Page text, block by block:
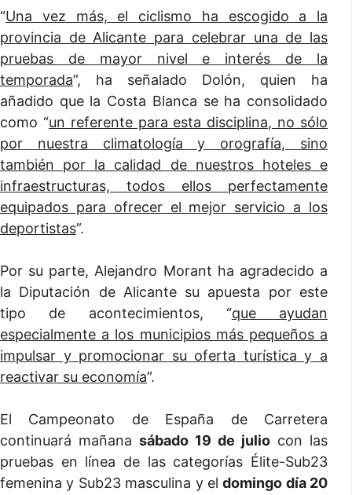
“Una vez más, el ciclismo ha escogido a la
provincia de Alicante para celebrar una de las
pruebas de mayor nivel e interés de la
temporada”, ha señalado Dolón, quien ha
añadido que la Costa Blanca se ha consolidado
como “un referente para esta disciplina, no sólo
por nuestra climatología y orografía, sino
también por la calidad de nuestros hoteles e
infraestructuras, todos ellos perfectamente
equipados para ofrecer el mejor servicio a los
deportistas”.
Por su parte, Alejandro Morant ha agradecido a
la Diputación de Alicante su apuesta por este
tipo de acontecimientos, “que ayudan
especialmente a los municipios más pequeños a
impulsar y promocionar su oferta turística y a
reactivar su economía”.
El Campeonato de España de Carretera
continuará mañana sábado 19 de julio con las
pruebas en línea de las categorías Élite-Sub23
femenina y Sub23 masculina y eldomingo día 20